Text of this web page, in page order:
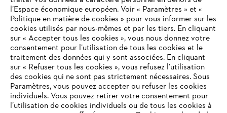
STIHL FAQ
Contact
VOTRE NAVIGATEUR INTERNET
N'EST PLUS PRIS EN CHARGE
Vous utilisez un navigateur Internet que nous ne prenons plus
l’Espace économique européen. Voir « Paramètres » et «
Politique en matière de cookies » pour vous informer sur les
cookies utilisés par nous-mêmes et par les tiers. En cliquant
sur « Accepter tous les cookies », vous nous donnez votre
consentement pour l’utilisation de tous les cookies et le
traitement des données qui y sont associées. En cliquant
sur « Refuser tous les cookies », vous refusez l'utilisation
des cookies qui ne sont pas strictement nécessaires. Sous
Paramètres, vous pouvez accepter ou refuser les cookies
individuels. Vous pouvez retirer votre consentement pour
l’utilisation de cookies individuels ou de tous les cookies à